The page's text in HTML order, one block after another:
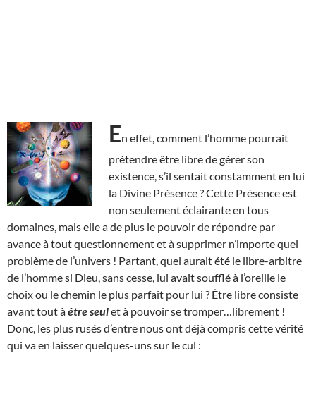
En effet, comment l’homme pourrait
prétendre être libre de gérer son
existence, s’il sentait constamment en lui
la Divine Présence ? Cette Présence est
non seulement éclairante en tous
domaines, mais elle a de plus le pouvoir de répondre par
avance à tout questionnement et à supprimer n’importe quel
problème de l’univers ! Partant, quel aurait été le libre-arbitre
de l’homme si Dieu, sans cesse, lui avait soufflé à l’oreille le
choix ou le chemin le plus parfait pour lui ? Être libre consiste
avant tout àêtre seulet à pouvoir se tromper…librement !
Donc, les plus rusés d’entre nous ont déjà compris cette vérité
qui va en laisser quelques-uns sur le cul :